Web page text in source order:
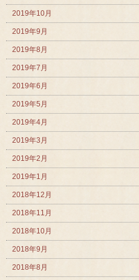
2019年10月
2019年9月
2019年8月
2019年7月
2019年6月
2019年5月
2019年4月
2019年3月
2019年2月
2019年1月
2018年12月
2018年11月
2018年10月
2018年9月
2018年8月